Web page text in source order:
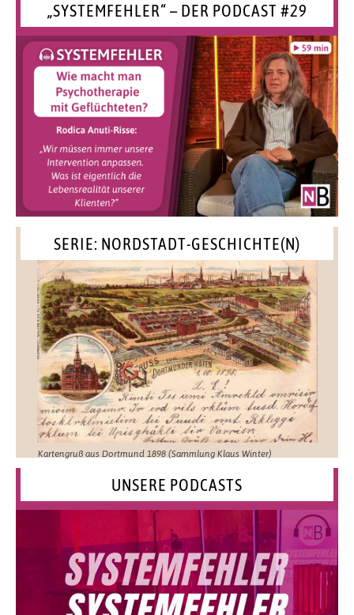
„SYSTEMFEHLER“ – DER PODCAST #29
SERIE: NORDSTADT-GESCHICHTE(N)
Kartengruß aus Dortmund 1898 (Sammlung Klaus Winter)
UNSERE PODCASTS